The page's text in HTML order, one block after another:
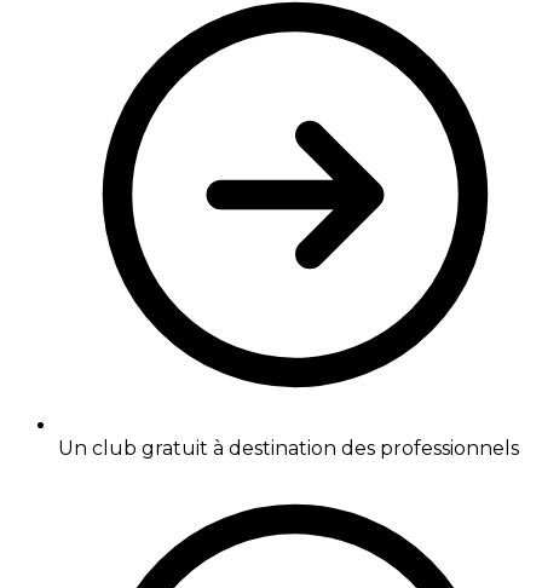
Un club gratuit à destination des professionnels